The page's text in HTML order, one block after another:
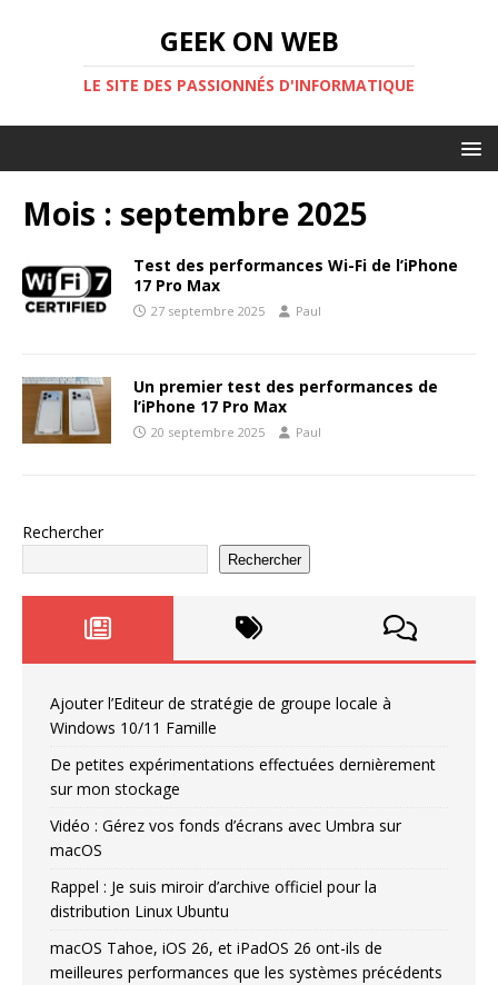
GEEK ON WEB
LE SITE DES PASSIONNÉS D'INFORMATIQUE
Mois : septembre 2025
Test des performances Wi-Fi de l’iPhone
17 Pro Max
27 septembre 2025 Paul
Un premier test des performances de
l’iPhone 17 Pro Max
20 septembre 2025 Paul
Rechercher
Rechercher
Ajouter l’Editeur de stratégie de groupe locale à
Windows 10/11 Famille
De petites expérimentations effectuées dernièrement
sur mon stockage
Vidéo : Gérez vos fonds d’écrans avec Umbra sur
macOS
Rappel : Je suis miroir d’archive officiel pour la
distribution Linux Ubuntu
macOS Tahoe, iOS 26, et iPadOS 26 ont-ils de
meilleures performances que les systèmes précédents